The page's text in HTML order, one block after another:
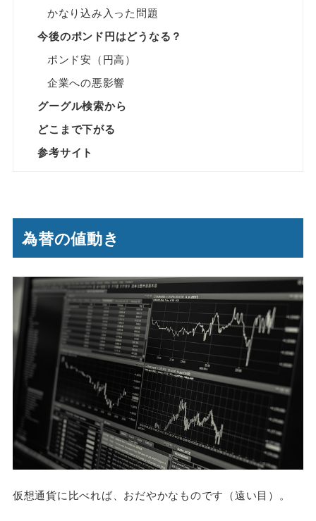
かなり込み入った問題
今後のポンド円はどうなる？
ポンド安（円高）
企業への悪影響
グーグル検索から
どこまで下がる
参考サイト
為替の値動き
仮想通貨に比べれば、おだやかなものです（遠い目）。